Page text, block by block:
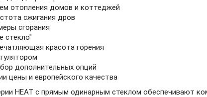
отопления домов и коттеджей
сжигания дров
сгорания
стекло"
красота горения
дополнительных опций
цены и европейского качества
HEAT с прямым одинарным стеклом обеспечивают